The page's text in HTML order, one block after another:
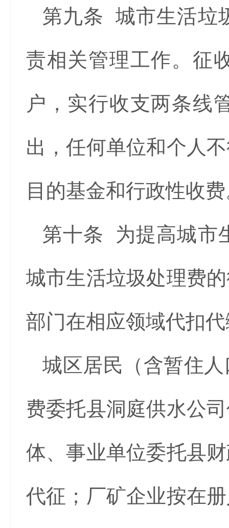
第九条 城市生活垃
责相关管理工作。征
户，实行收支两条线
出，任何单位和个人
目的基金和行政性收
第十条 为提高城市
城市生活垃圾处理费
部门在相应领域代扣
城区居民（含暂住
费委托县洞庭供水公
体、事业单位委托县
代征；厂矿企业按在